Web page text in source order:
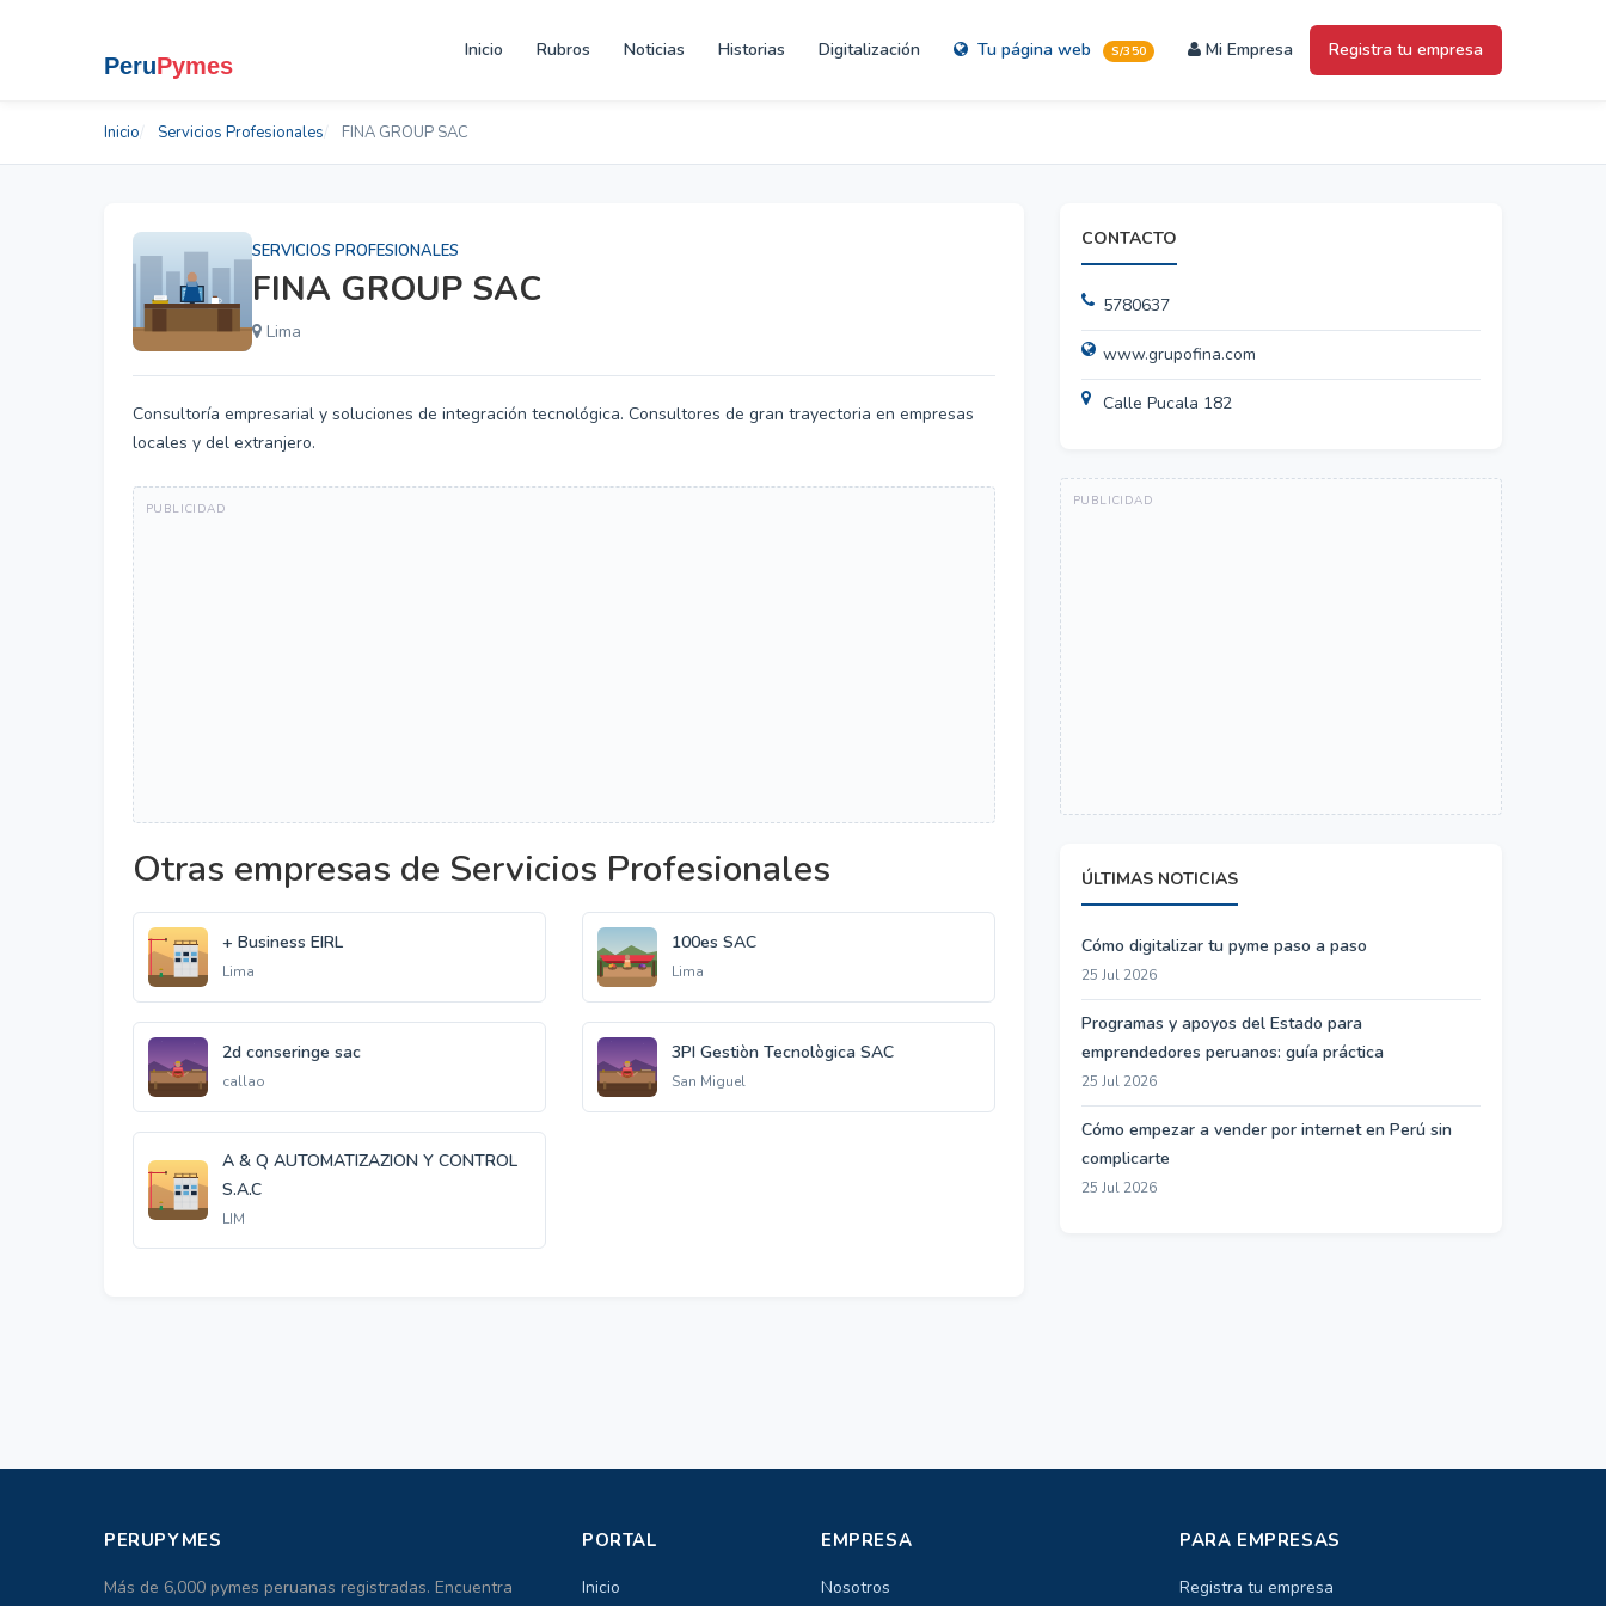
Inicio Rubros Noticias Historias Digitalización Tu página web S/350 Mi Empresa Registra tu empresa
Inicio Servicios Profesionales FINA GROUP SAC
SERVICIOS PROFESIONALES
FINA GROUP SAC
Lima
Consultoría empresarial y soluciones de integración tecnológica. Consultores de gran trayectoria en empresas
locales y del extranjero.
Otras empresas de Servicios Profesionales
+ Business EIRL
Lima
100es SAC
Lima
2d conseringe sac
callao
3PI Gestiòn Tecnològica SAC
San Miguel
A & Q AUTOMATIZAZION Y CONTROL
S.A.C
LIM
CONTACTO
5780637
www.grupofina.com
Calle Pucala 182
ÚLTIMAS NOTICIAS
Cómo digitalizar tu pyme paso a paso
25 Jul 2026
Programas y apoyos del Estado para
emprendedores peruanos: guía práctica
25 Jul 2026
Cómo empezar a vender por internet en Perú sin
complicarte
25 Jul 2026
PERUPYMES
Más de 6,000 pymes peruanas registradas. Encuentra
PORTAL
Inicio
EMPRESA
Nosotros
PARA EMPRESAS
Registra tu empresa